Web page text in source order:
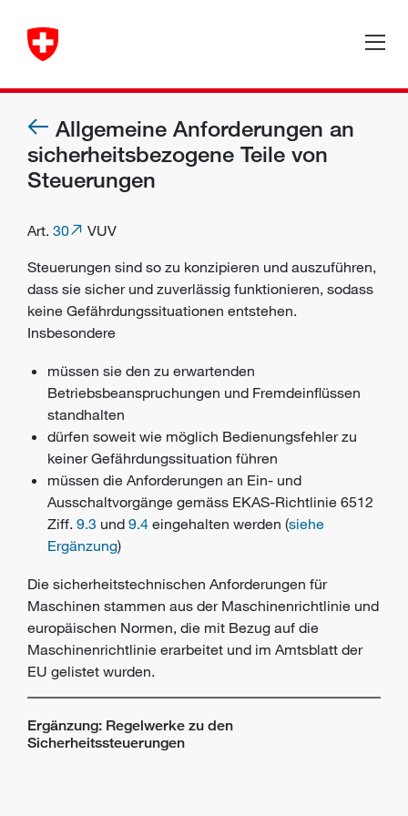
Allgemeine Anforderungen an
sicherheitsbezogene Teile von
Steuerungen
Art. 30
VUV
Steuerungen sind so zu konzipieren und auszuführen,
dass sie sicher und zuverlässig funktionieren, sodass
keine Gefährdungssituationen entstehen.
Insbesondere
müssen sie den zu erwartenden
Betriebsbeanspruchungen und Fremdeinflüssen
standhalten
dürfen soweit wie möglich Bedienungsfehler zu
keiner Gefährdungssituation führen
müssen die Anforderungen an Ein- und
Ausschaltvorgänge gemäss EKAS-Richtlinie 6512
Ziff. 9.3 und 9.4 eingehalten werden (siehe
Ergänzung)
Die sicherheitstechnischen Anforderungen für
Maschinen stammen aus der Maschinenrichtlinie und
europäischen Normen, die mit Bezug auf die
Maschinenrichtlinie erarbeitet und im Amtsblatt der
EU gelistet wurden.
Ergänzung: Regelwerke zu den
Sicherheitssteuerungen